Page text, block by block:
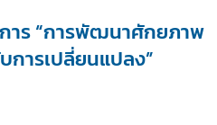
การ “การพัฒนาศักยภาพ
การเปลี่ยนแปลง”